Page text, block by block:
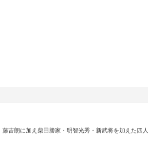
吉朗に加え柴田勝家・明智光秀・新武将を加えた四人